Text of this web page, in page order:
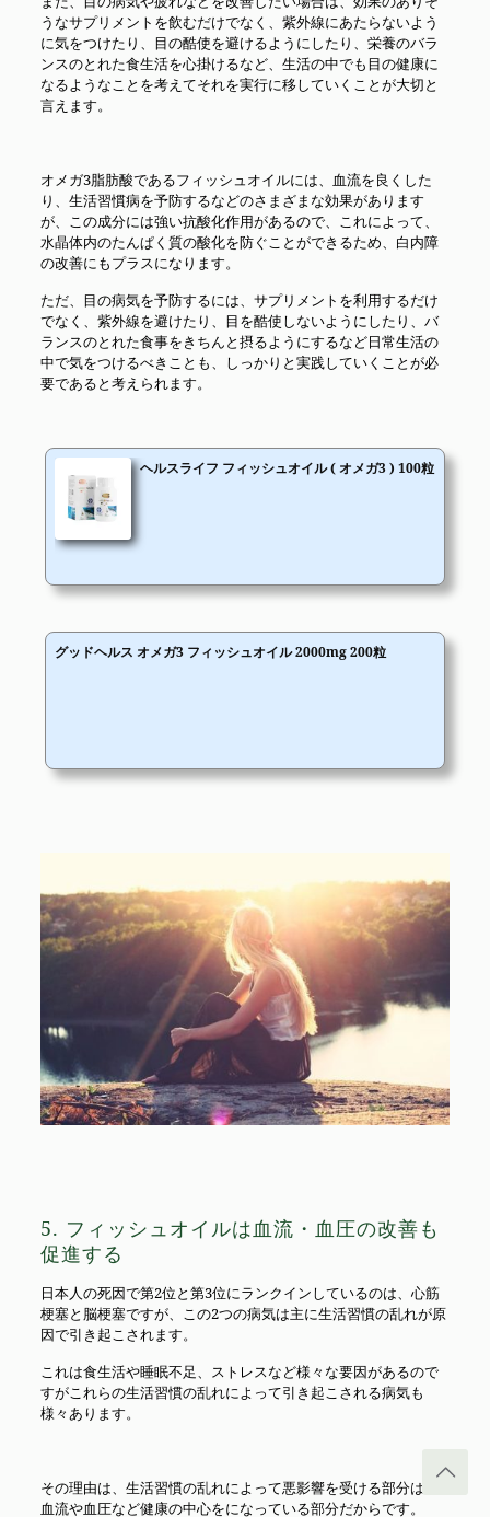
うなサプリメントを飲むだけでなく、紫外線にあたらないよう
に気をつけたり、目の酷使を避けるようにしたり、栄養のバラ
ンスのとれた食生活を心掛けるなど、生活の中でも目の健康に
なるようなことを考えてそれを実行に移していくことが大切と
言えます。
オメガ3脂肪酸であるフィッシュオイルには、血流を良くした
り、生活習慣病を予防するなどのさまざまな効果があります
が、この成分には強い抗酸化作用があるので、これによって、
水晶体内のたんぱく質の酸化を防ぐことができるため、白内障
の改善にもプラスになります。
ただ、目の病気を予防するには、サプリメントを利用するだけ
でなく、紫外線を避けたり、目を酷使しないようにしたり、バ
ランスのとれた食事をきちんと摂るようにするなど日常生活の
中で気をつけるべきことも、しっかりと実践していくことが必
要であると考えられます。
ヘルスライフ フィッシュオイル ( オメガ3 ) 100粒
グッドヘルス オメガ3 フィッシュオイル 2000mg 200粒
5. フィッシュオイルは血流・血圧の改善も
促進する
日本人の死因で第2位と第3位にランクインしているのは、心筋
梗塞と脳梗塞ですが、この2つの病気は主に生活習慣の乱れが原
因で引き起こされます。
これは食生活や睡眠不足、ストレスなど様々な要因があるので
すがこれらの生活習慣の乱れによって引き起こされる病気も
様々あります。
その理由は、生活習慣の乱れによって悪影響を受ける部分は、
血流や血圧など健康の中心をになっている部分だからです。